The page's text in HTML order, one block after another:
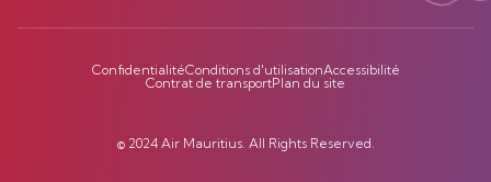
ConfidentialitéConditions d'utilisationAccessibilité
Contrat de transportPlan du site
© 2024 Air Mauritius. All Rights Reserved.